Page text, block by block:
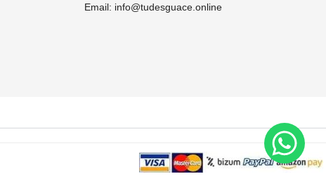
Email: info@tudesguace.online